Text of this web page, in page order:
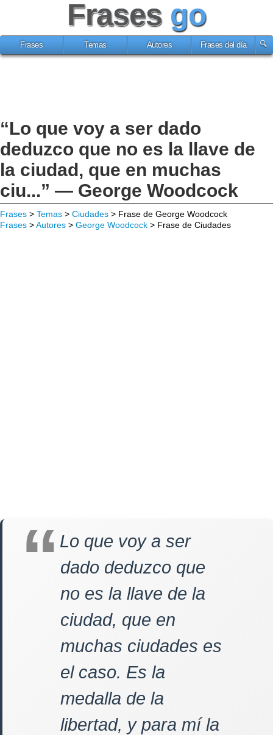
Frases go
Frases Temas Autores Frases del día
“Lo que voy a ser dado
deduzco que no es la llave de
la ciudad, que en muchas
ciu...” — George Woodcock
Frases > Temas > Ciudades > Frase de George Woodcock
Frases >Autores > George Woodcock > Frase de Ciudades
Lo que voy a ser
dado deduzco que
no es la llave de la
ciudad, que en
muchas ciudades es
el caso. Es la
medalla de la
libertad, y para mí la